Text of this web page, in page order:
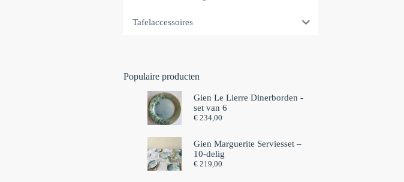
Tafelaccessoires
Populaire producten
Gien Le Lierre Dinerborden -
set van 6
€234,00
Gien Marguerite Serviesset –
10-delig
€219,00